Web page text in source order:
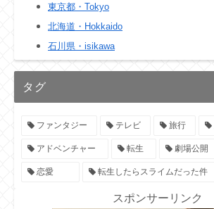
東京都・Tokyo
北海道・Hokkaido
石川県・isikawa
タグ
ファンタジー テレビ 旅行
アドベンチャー 転生 劇場公開
恋愛 転生したらスライムだった件
スポンサーリンク